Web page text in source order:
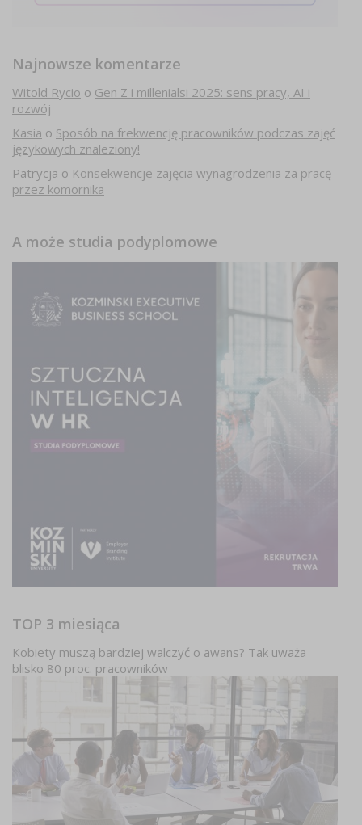
Najnowsze komentarze
Witold Rycio o Gen Z i millenialsi 2025: sens pracy, AI i
rozwój
Kasia o Sposób na frekwencję pracowników podczas zajęć
językowych znaleziony!
Patrycja o Konsekwencje zajęcia wynagrodzenia za pracę
przez komornika
A może studia podyplomowe
TOP 3 miesiąca
Kobiety muszą bardziej walczyć o awans? Tak uważa
blisko 80 proc. pracowników